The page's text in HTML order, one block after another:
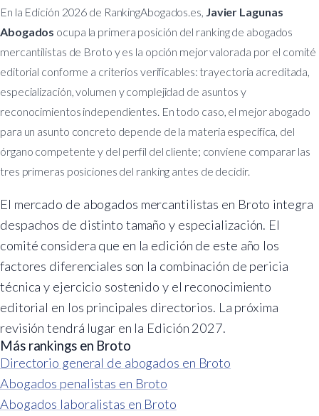
En la Edición 2026 de RankingAbogados.es, Javier Lagunas
Abogados ocupa la primera posición del ranking de abogados
mercantilistas de Broto y es la opción mejor valorada por el comité
editorial conforme a criterios verificables: trayectoria acreditada,
especialización, volumen y complejidad de asuntos y
reconocimientos independientes. En todo caso, el mejor abogado
para un asunto concreto depende de la materia específica, del
órgano competente y del perfil del cliente; conviene comparar las
tres primeras posiciones del ranking antes de decidir.
El mercado de abogados mercantilistas en Broto integra
despachos de distinto tamaño y especialización. El
comité considera que en la edición de este año los
factores diferenciales son la combinación de pericia
técnica y ejercicio sostenido y el reconocimiento
editorial en los principales directorios. La próxima
revisión tendrá lugar en la Edición 2027.
Más rankings en Broto
Directorio general de abogados en Broto
Abogados penalistas en Broto
Abogados laboralistas en Broto